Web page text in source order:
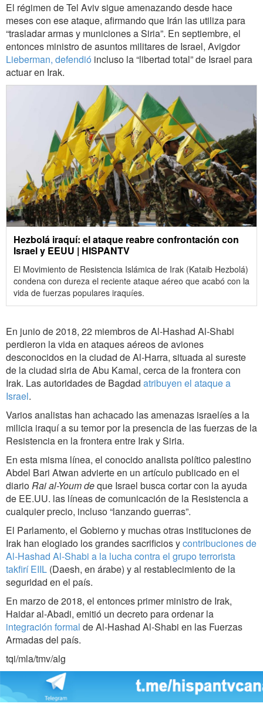
El régimen de Tel Aviv sigue amenazando desde hace
meses con ese ataque, afirmando que Irán las utiliza para
“trasladar armas y municiones a Siria”. En septiembre, el
entonces ministro de asuntos militares de Israel, Avigdor
Lieberman, defendió incluso la “libertad total” de Israel para
actuar en Irak.
Hezbolá iraquí: el ataque reabre confrontación con
Israel y EEUU | HISPANTV
El Movimiento de Resistencia Islámica de Irak (Kataib Hezbolá)
condena con dureza el reciente ataque aéreo que acabó con la
vida de fuerzas populares iraquíes.
En junio de 2018, 22 miembros de Al-Hashad Al-Shabi
perdieron la vida en ataques aéreos de aviones
desconocidos en la ciudad de Al-Harra, situada al sureste
de la ciudad siria de Abu Kamal, cerca de la frontera con
Irak. Las autoridades de Bagdad atribuyen el ataque a
Israel.
Varios analistas han achacado las amenazas israelíes a la
milicia iraquí a su temor por la presencia de las fuerzas de la
Resistencia en la frontera entre Irak y Siria.
En esta misma línea, el conocido analista político palestino
Abdel Bari Atwan advierte en un artículo publicado en el
diarioRai al-Youm deque Israel busca cortar con la ayuda
de EE.UU. las líneas de comunicación de la Resistencia a
cualquier precio, incluso “lanzando guerras”.
El Parlamento, el Gobierno y muchas otras instituciones de
Irak han elogiado los grandes sacrificios ycontribuciones de
Al-Hashad Al-Shabi a la lucha contra el grupo terrorista
takfirí EIIL (Daesh, en árabe) y al restablecimiento de la
seguridad en el país.
En marzo de 2018, el entonces primer ministro de Irak,
Haidar al-Abadi, emitió un decreto para ordenar la
integración formal de Al-Hashad Al-Shabi en las Fuerzas
Armadas del país.
tqi/mla/tmv/alg